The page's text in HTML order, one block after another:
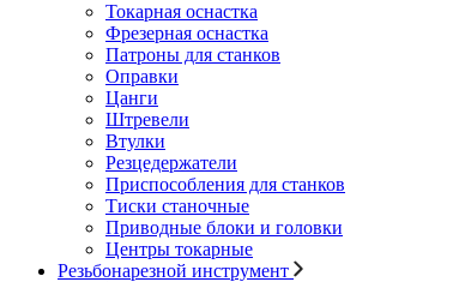
Токарная оснастка
Фрезерная оснастка
Патроны для станков
Оправки
Цанги
Штревели
Втулки
Резцедержатели
Приспособления для станков
Тиски станочные
Приводные блоки и головки
Центры токарные
Резьбонарезной инструмент